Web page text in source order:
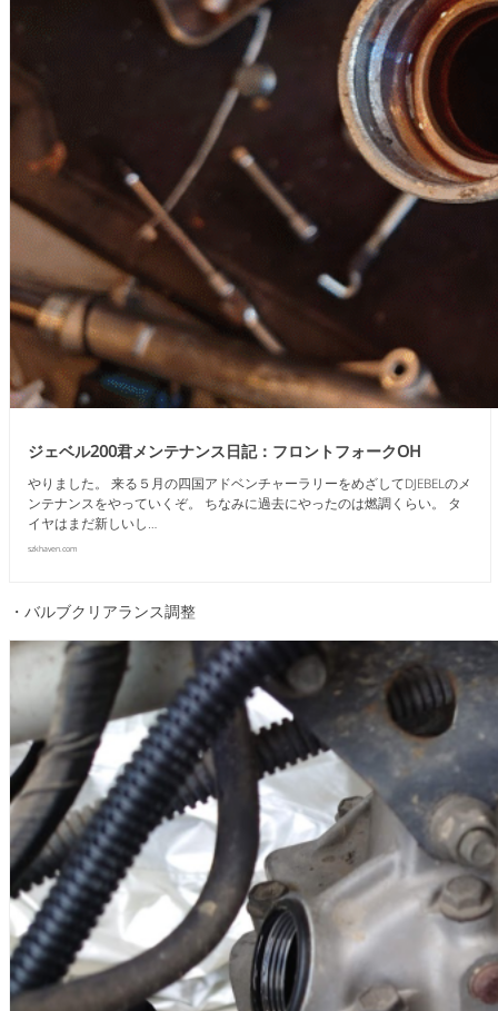
ジェベル200君メンテナンス日記：フロントフォークOH
やりました。 来る５月の四国アドベンチャーラリーをめざしてDJEBELのメ
ンテナンスをやっていくぞ。 ちなみに過去にやったのは燃調くらい。 タ
イヤはまだ新しいし…
szkhaven.com
・バルブクリアランス調整